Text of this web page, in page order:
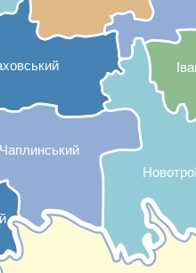
Чаплинський